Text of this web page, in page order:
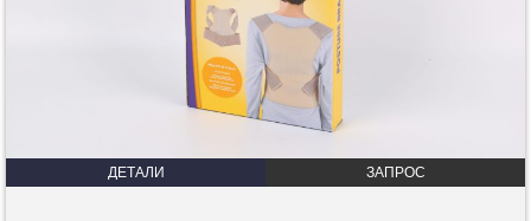
ДЕТАЛИ ЗАПРОС